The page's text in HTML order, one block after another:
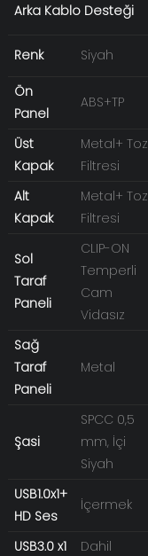
Arka Kablo Desteği
Renk
Siyah
Ön
Panel
ABS+TP
Üst
Kapak
Metal+ Toz
Filtresi
Alt
Kapak
Metal+ Toz
Filtresi
Sol
Taraf
Paneli
CLIP-ON
Temperli
Cam
Vidasız
Sağ
Taraf
Paneli
Metal
Şasi
SPCC 0,5
mm, İçi
Siyah
USB1.0x1+
HD Ses
İçermek
USB3.0 x1 Dahil